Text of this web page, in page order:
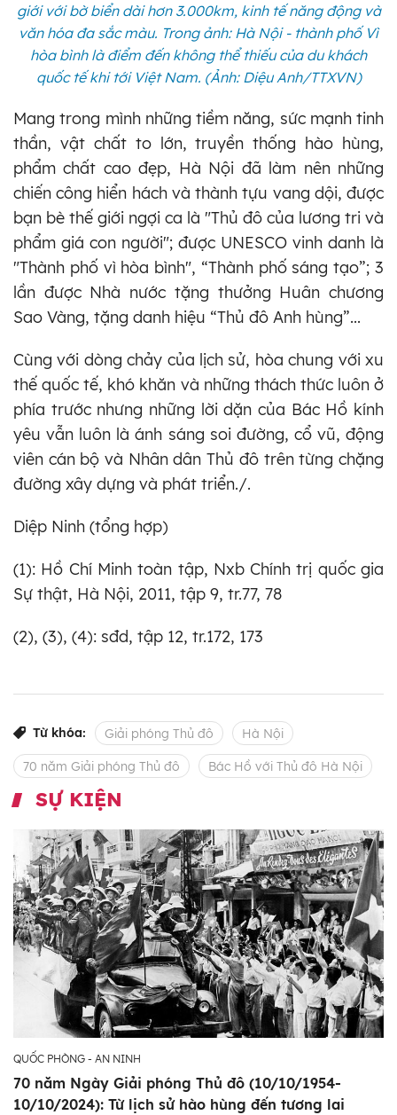
giới với bờ biển dài hơn 3.000km, kinh tế năng động và
văn hóa đa sắc màu. Trong ảnh: Hà Nội - thành phố Vì
hòa bình là điểm đến không thể thiếu của du khách
quốc tế khi tới Việt Nam. (Ảnh: Diệu Anh/TTXVN)
Mang trong mình những tiềm năng, sức mạnh tinh
thần, vật chất to lớn, truyền thống hào hùng,
phẩm chất cao đẹp, Hà Nội đã làm nên những
chiến công hiển hách và thành tựu vang dội, được
bạn bè thế giới ngợi ca là "Thủ đô của lương tri và
phẩm giá con người"; được UNESCO vinh danh là
"Thành phố vì hòa bình", “Thành phố sáng tạo”; 3
lần được Nhà nước tặng thưởng Huân chương
Sao Vàng, tặng danh hiệu “Thủ đô Anh hùng”...
Cùng với dòng chảy của lịch sử, hòa chung với xu
thế quốc tế, khó khăn và những thách thức luôn ở
phía trước nhưng những lời dặn của Bác Hồ kính
yêu vẫn luôn là ánh sáng soi đường, cổ vũ, động
viên cán bộ và Nhân dân Thủ đô trên từng chặng
đường xây dựng và phát triển./.
Diệp Ninh (tổng hợp)
(1): Hồ Chí Minh toàn tập, Nxb Chính trị quốc gia
Sự thật, Hà Nội, 2011, tập 9, tr.77, 78
(2), (3), (4): sđd, tập 12, tr.172, 173
Từ khóa: Giải phóng Thủ đô Hà Nội
70 năm Giải phóng Thủ đô Bác Hồ với Thủ đô Hà Nội
SỰ KIỆN
QUỐC PHÒNG - AN NINH
70 năm Ngày Giải phóng Thủ đô (10/10/1954-
10/10/2024): Từ lịch sử hào hùng đến tương lai